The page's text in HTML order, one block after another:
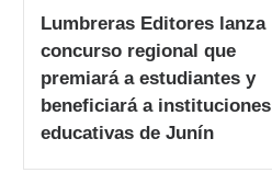
Lumbreras Editores lanza
concurso regional que
premiará a estudiantes y
beneficiará a instituciones
educativas de Junín